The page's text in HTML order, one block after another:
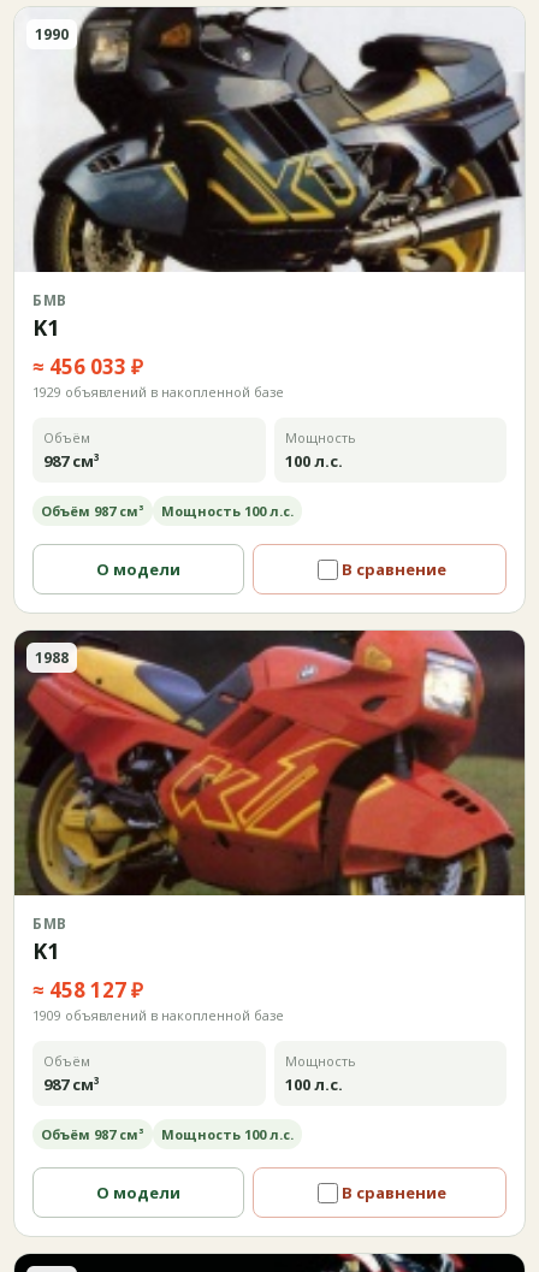
1990
БМВ
K1
≈ 456 033 ₽
1929 объявлений в накопленной базе
Объём
987 см³
Мощность
100 л.с.
Объём 987 см³ Мощность 100 л.с.
О модели В сравнение
1988
БМВ
K1
≈ 458 127 ₽
1909 объявлений в накопленной базе
Объём
987 см³
Мощность
100 л.с.
Объём 987 см³ Мощность 100 л.с.
О модели В сравнение